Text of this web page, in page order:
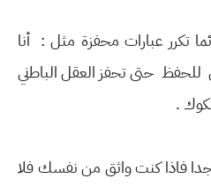
ﺗﻜﺮﺭ ﻋﺒﺎﺭﺍﺕ ﻣﺤﻔﺰﺓ مثل : أﻧﺎ
حتى تحفز ﺍﻟﻌﻘﻞ ﺍﻟﺒﺎﻃني
.
فاذا كنت واثق من نفسك فلا